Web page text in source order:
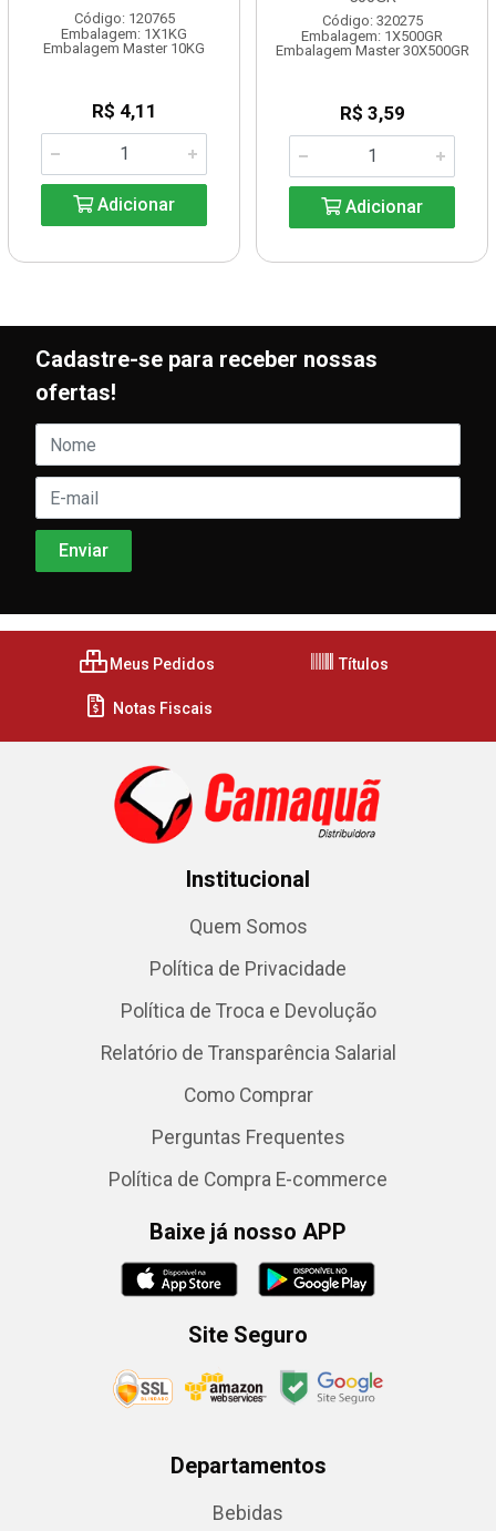
Código: 120765
Embalagem: 1X1KG
Embalagem Master 10KG
R$ 4,11
Adicionar
Código: 320275
Embalagem: 1X500GR
Embalagem Master 30X500GR
R$ 3,59
Adicionar
Cadastre-se para receber nossas
ofertas!
Meus Pedidos Títulos
Notas Fiscais
Institucional
Quem Somos
Política de Privacidade
Política de Troca e Devolução
Relatório de Transparência Salarial
Como Comprar
Perguntas Frequentes
Política de Compra E-commerce
Baixe já nosso APP
Site Seguro
Departamentos
Bebidas